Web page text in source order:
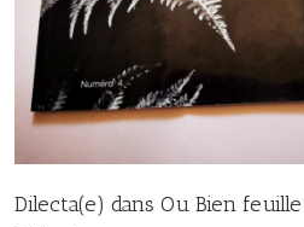
Dilecta(e) dans Ou Bien